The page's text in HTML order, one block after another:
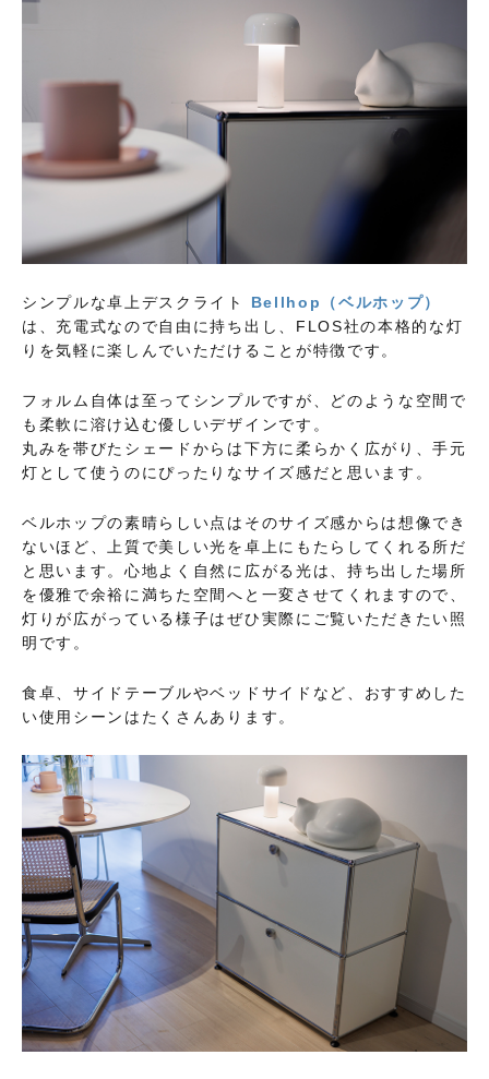
シンプルな卓上デスクライト Bellhop（ベルホップ）
は、充電式なので自由に持ち出し、FLOS社の本格的な灯
りを気軽に楽しんでいただけることが特徴です。
フォルム自体は至ってシンプルですが、どのような空間で
も柔軟に溶け込む優しいデザインです。
丸みを帯びたシェードからは下方に柔らかく広がり、手元
灯として使うのにぴったりなサイズ感だと思います。
ベルホップの素晴らしい点はそのサイズ感からは想像でき
ないほど、上質で美しい光を卓上にもたらしてくれる所だ
と思います。心地よく自然に広がる光は、持ち出した場所
を優雅で余裕に満ちた空間へと一変させてくれますので、
灯りが広がっている様子はぜひ実際にご覧いただきたい照
明です。
食卓、サイドテーブルやベッドサイドなど、おすすめした
い使用シーンはたくさんあります。